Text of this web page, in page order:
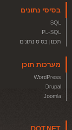
בסיסי נתונים
SQL
PL-SQL
תכנון בסיס נתונים
מערכות תוכן
WordPress
Drupal
Joomla